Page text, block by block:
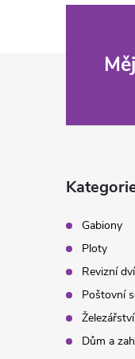
Gabiony
Ploty
Revizní
Poštovní
Železářství
Dům a